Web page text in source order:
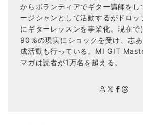
からボランティアでギター講師をし
ージシャンとして活動するがドロ
にギターレッスンを事業化。現在で
90％の現実にショックを受け、志
成活動も行っている。MI GIT
マガは読者が1万名を超える。